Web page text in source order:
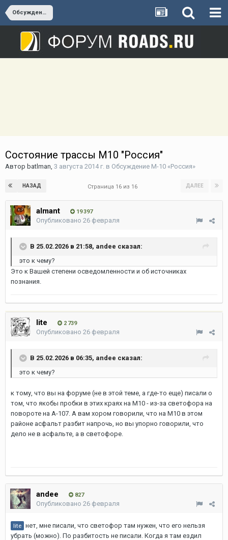
Обсуждение М-10 «Россия»
Состояние трассы М10 "Россия"
Автор batlman, 3 августа 2014 г. в Обсуждение М-10 «Россия»
НАЗАД ДАЛЕЕ
Страница 16 из 16
almant 19 397
Опубликовано 26 февраля
В 25.02.2026 в 21:58, andee сказал:
это к чему?
Это к Вашей степени осведомленности и об источниках
познания.
lite 2 739
Опубликовано 26 февраля
В 25.02.2026 в 06:35, andee сказал:
это к чему?
к тому, что вы на форуме (не в этой теме, а где-то еще) писали о
том, что якобы пробки в этих краях на М10 - из-за светофора на
повороте на А-107. А вам хором говорили, что на М10 в этом
районе асфальт разбит напрочь, но вы упорно говорили, что
дело не в асфальте, а в светофоре.
andee 827
Опубликовано 26 февраля
lite нет, мне писали, что светофор там нужен, что его нельзя
убрать (можно). По разбитость не писали. Когда я там ездил